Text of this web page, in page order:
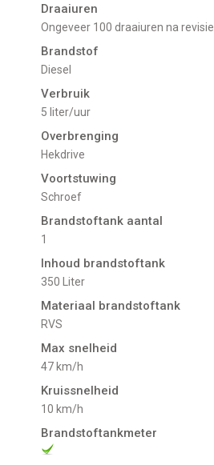
Draaiuren
Ongeveer 100 draaiuren na revisie
Brandstof
Diesel
Verbruik
5 liter/uur
Overbrenging
Hekdrive
Voortstuwing
schroef
Brandstoftank aantal
1
Inhoud brandstoftank
350 Liter
Materiaal brandstoftank
RVS
Max snelheid
47 km/h
Kruissnelheid
10 km/h
Brandstoftankmeter